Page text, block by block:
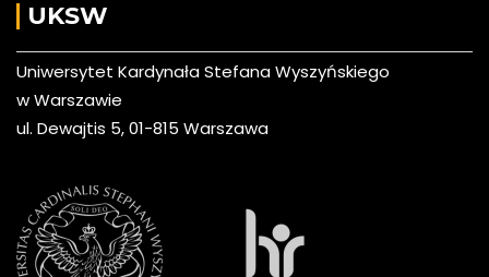
UKSW
Uniwersytet Kardynała Stefana Wyszyńskiego
w Warszawie
ul. Dewajtis 5, 01-815 Warszawa